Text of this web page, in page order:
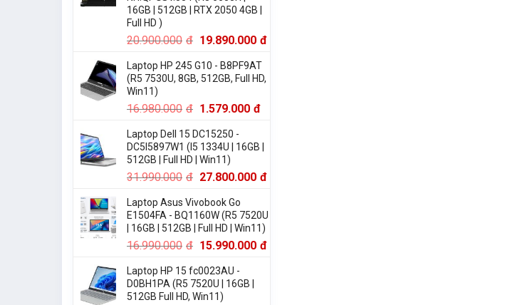
16GB | 512GB | RTX 2050 4GB |
Full HD )
20.900.000 đ 19.890.000 đ
Laptop HP 245 G10 - B8PF9AT
(R5 7530U, 8GB, 512GB, Full HD,
Win11)
16.980.000 đ 1.579.000 đ
Laptop Dell 15 DC15250 -
DC5I5897W1 (I5 1334U | 16GB |
512GB | Full HD | Win11)
31.990.000 đ 27.800.000 đ
Laptop Asus Vivobook Go
E1504FA - BQ1160W (R5 7520U
| 16GB | 512GB | Full HD | Win11)
16.990.000 đ 15.990.000 đ
Laptop HP 15 fc0023AU -
D0BH1PA (R5 7520U | 16GB |
512GB Full HD, Win11)